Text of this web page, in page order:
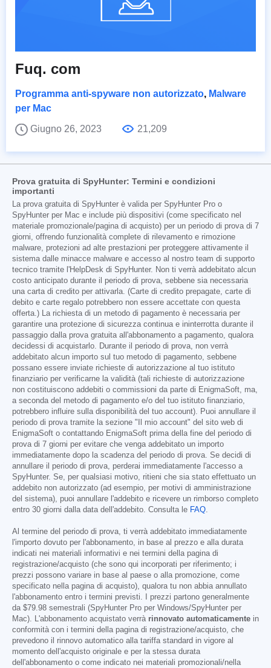
Fuq. com
Programma anti-spyware non autorizzato, Malware
per Mac
Giugno 26, 2023
21,209
Prova gratuita di SpyHunter: Termini e condizioni
importanti
La prova gratuita di SpyHunter è valida per SpyHunter Pro o
SpyHunter per Mac e include più dispositivi (come specificato nel
materiale promozionale/pagina di acquisto) per un periodo di prova di 7
giorni, offrendo funzionalità complete di rilevamento e rimozione
malware, protezioni ad alte prestazioni per proteggere attivamente il
sistema dalle minacce malware e accesso al nostro team di supporto
tecnico tramite l'HelpDesk di SpyHunter. Non ti verrà addebitato alcun
costo anticipato durante il periodo di prova, sebbene sia necessaria
una carta di credito per attivarla. (Carte di credito prepagate, carte di
debito e carte regalo potrebbero non essere accettate con questa
offerta.) La richiesta di un metodo di pagamento è necessaria per
garantire una protezione di sicurezza continua e ininterrotta durante il
passaggio dalla prova gratuita all'abbonamento a pagamento, qualora
decidessi di acquistarlo. Durante il periodo di prova, non verrà
addebitato alcun importo sul tuo metodo di pagamento, sebbene
possano essere inviate richieste di autorizzazione al tuo istituto
finanziario per verificarne la validità (tali richieste di autorizzazione
non costituiscono addebiti o commissioni da parte di EnigmaSoft, ma,
a seconda del metodo di pagamento e/o del tuo istituto finanziario,
potrebbero influire sulla disponibilità del tuo account). Puoi annullare il
periodo di prova tramite la sezione "Il mio account" del sito web di
EnigmaSoft o contattando EnigmaSoft prima della fine del periodo di
prova di 7 giorni per evitare che venga addebitato un importo
immediatamente dopo la scadenza del periodo di prova. Se decidi di
annullare il periodo di prova, perderai immediatamente l'accesso a
SpyHunter. Se, per qualsiasi motivo, ritieni che sia stato effettuato un
addebito non autorizzato (ad esempio, per motivi di amministrazione
del sistema), puoi annullare l'addebito e ricevere un rimborso completo
entro 30 giorni dalla data dell'addebito. Consulta le FAQ
Al termine del periodo di prova, ti verrà addebitato immediatamente
l'importo dovuto per l'abbonamento, in base al prezzo e alla durata
indicati nei materiali informativi e nei termini della pagina di
registrazione/acquisto (che sono qui incorporati per riferimento; i
prezzi possono variare in base al paese o alla promozione, come
specificato nella pagina di acquisto), qualora tu non abbia annullato
l'abbonamento entro i termini previsti. I prezzi partono generalmente
da $79.98 semestrali (SpyHunter Pro per Windows/SpyHunter per
Mac). L'abbonamento acquistato verrà rinnovato automaticamente in
conformità con i termini della pagina di registrazione/acquisto, che
prevedono il rinnovo automatico alla tariffa standard in vigore al
momento dell'acquisto originale e per la stessa durata
dell'abbonamento o come indicato nei materiali promozionali/nella